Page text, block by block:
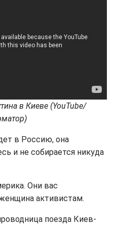
в Киеве (YouTube/
в Россию, она
и не собирается никуда
Они вас
активистам.
поезда Киев-